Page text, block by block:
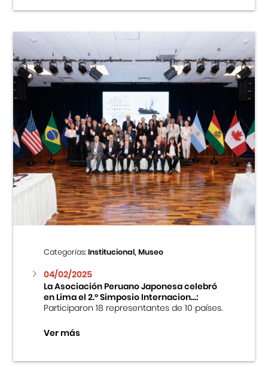
Categorías:Institucional, Museo
04/02/2025
La Asociación Peruano Japonesa celebró
en Lima el 2.º Simposio Internacion...:
Participaron 18 representantes de 10 países.
Ver más